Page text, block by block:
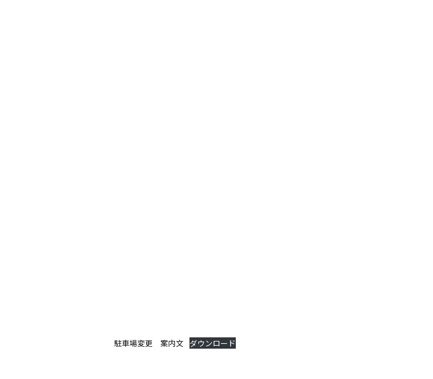
駐車場変更 案内文 ダウンロード